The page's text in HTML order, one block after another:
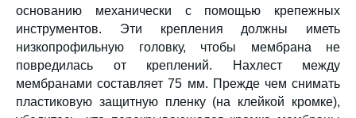
основанию механически с помощью крепежных
инструментов. Эти крепления должны иметь
низкопрофильную головку, чтобы мембрана не
повредилась от креплений. Нахлест между
мембранами составляет 75 мм. Прежде чем снимать
пластиковую защитную пленку (на клейкой кромке),